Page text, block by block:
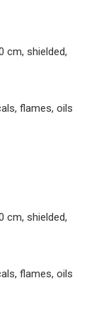
cm, shielded,
flames, oils
cm, shielded,
flames, oils